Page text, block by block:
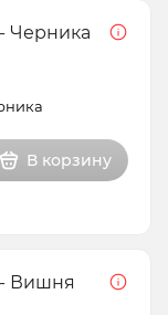
Черника
В корзину
- Вишня